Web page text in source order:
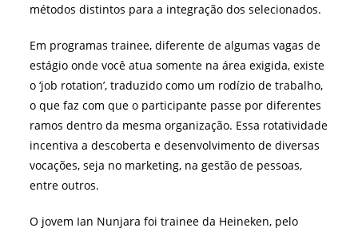
métodos distintos para a integração dos selecionados.
Em programas trainee, diferente de algumas vagas de
estágio onde você atua somente na área exigida, existe
o ‘job rotation’, traduzido como um rodízio de trabalho,
o que faz com que o participante passe por diferentes
ramos dentro da mesma organização. Essa rotatividade
incentiva a descoberta e desenvolvimento de diversas
vocações, seja no marketing, na gestão de pessoas,
entre outros.
O jovem Ian Nunjara foi trainee da Heineken, pelo